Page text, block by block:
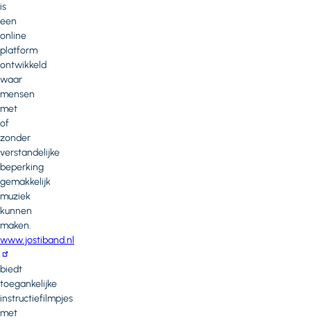
is
een
online
platform
ontwikkeld
waar
mensen
met
of
zonder
verstandelijke
beperking
gemakkelijk
muziek
kunnen
maken.
www.jostiband.nl
biedt
toegankelijke
instructiefilmpjes
met